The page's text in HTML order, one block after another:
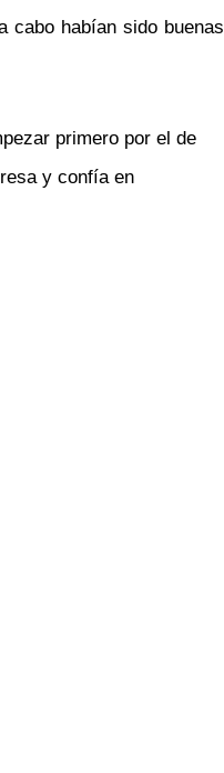
cabo habían sido buenas
primero por el de
y confía en